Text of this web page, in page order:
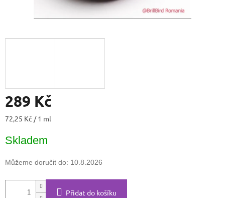
289 Kč
Měrná
72,25 Kč / 1 ml
Skladem
Můžeme doručit do: 10.8.2026
Přidat do košíku